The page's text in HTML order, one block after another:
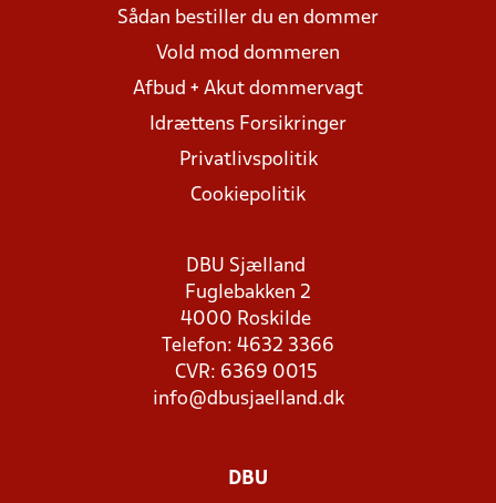
Sådan bestiller du en dommer
Vold mod dommeren
Afbud + Akut dommervagt
Idrættens Forsikringer
Privatlivspolitik
Cookiepolitik
DBU Sjælland
Fuglebakken 2
4000 Roskilde
Telefon: 4632 3366
CVR: 6369 0015
info@dbusjaelland.dk
DBU